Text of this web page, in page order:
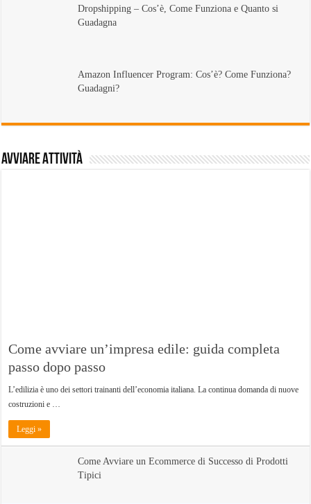
Dropshipping – Cos’è, Come Funziona e Quanto si
Guadagna
Amazon Influencer Program: Cos’è? Come Funziona?
Guadagni?
Avviare Attività
Come avviare un’impresa edile: guida completa
passo dopo passo
L’edilizia è uno dei settori trainanti dell’economia italiana. La continua domanda di nuove
costruzioni e …
Leggi »
Come Avviare un Ecommerce di Successo di Prodotti
Tipici